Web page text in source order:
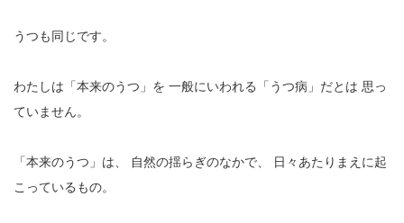
うつも同じです。
わたしは「本来のうつ」を 一般にいわれる「うつ病」だとは 思っ
ていません。
「本来のうつ」は、 自然の揺らぎのなかで、
日々あたりまえに起
こっているもの。